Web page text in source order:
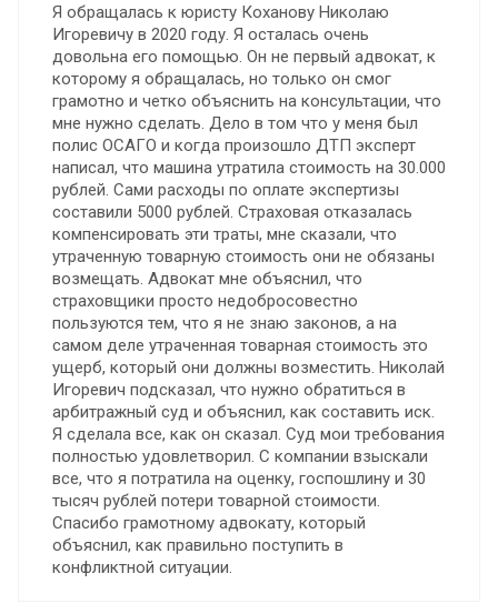
Я обращалась к юристу Коханову Николаю
Игоревичу в 2020 году. Я осталась очень
довольна его помощью. Oн не первый адвокат, к
которому я обращалась, но только он смог
грамотно и четко объяснить на консультации, что
мне нужно сделать. Дело в том что у меня был
полис ОСАГО и когда произошло ДТП эксперт
написал, что машина утратила стоимость на 30.000
рублей. Сами расходы по оплате экспертизы
составили 5000 рублей. Страховая отказалась
компенсировать эти траты, мне сказали, что
утраченную товарную стоимость они не обязаны
возмещать. Адвокат мне объяснил, что
страховщики просто недобросовестно
пользуются тем, что я не знаю законов, а на
самом деле утраченная товарная стоимость это
ущерб, который они должны возместить. Николай
Игоревич подсказал, что нужно обратиться в
арбитражный суд и объяснил, как составить иск.
Я сделала все, как он сказал. Суд мои требования
полностью удовлетворил. С компании взыскали
все, что я потратила на оценку, госпошлину и 30
тысяч рублей потери товарной стоимости.
Спасибо грамотному адвокату, который
объяснил, как правильно поступить в
конфликтной ситуации.